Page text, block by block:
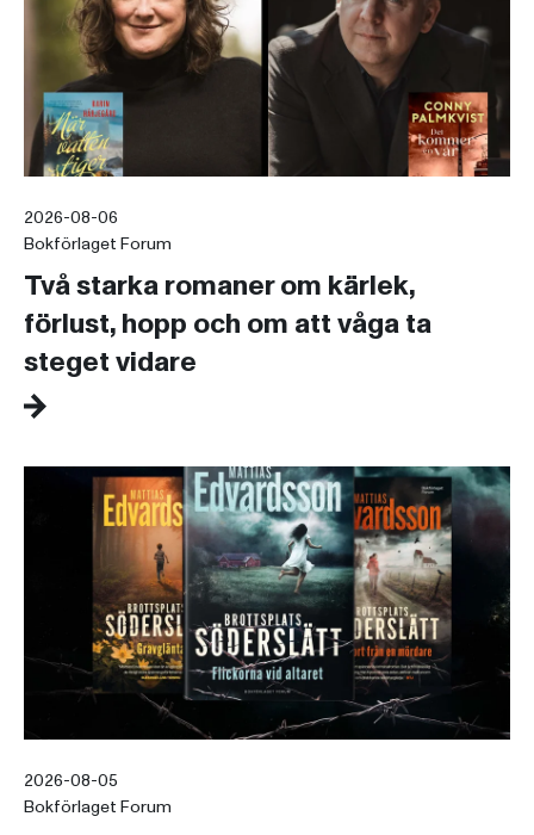
2026-08-06
Bokförlaget Forum
Två starka romaner om kärlek,
förlust, hopp och om att våga ta
steget vidare
2026-08-05
Bokförlaget Forum